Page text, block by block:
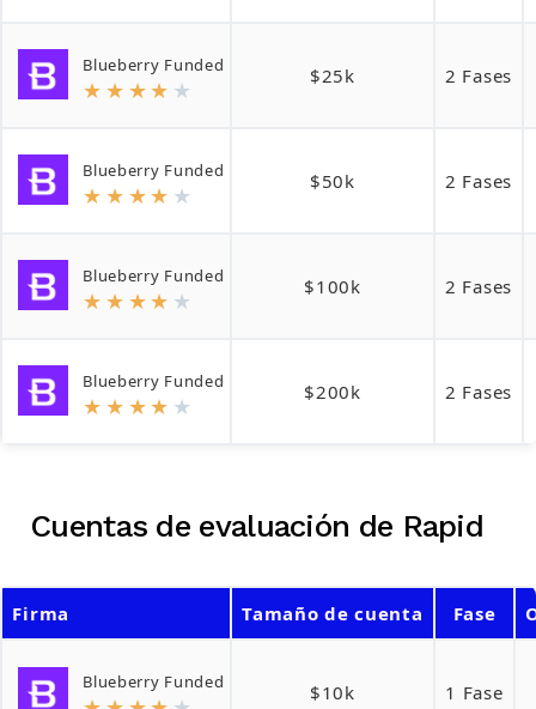
Blueberry Funded
★ ★ ★★ ★ $25k 2 Fases
Blueberry Funded
★ ★ ★★ ★ $50k 2 Fases
Blueberry Funded
★ ★ ★★ ★ $100k 2 Fases
Blueberry Funded
★ ★ ★★ ★ $200k 2 Fases
Cuentas de evaluación de Rapid
Firma Tamaño de cuenta Fase
Blueberry Funded $10k 1 Fase